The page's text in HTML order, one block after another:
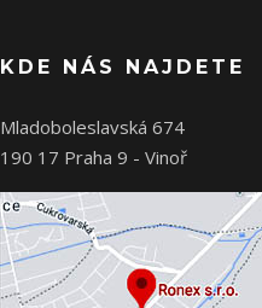
KDE NÁS NAJDETE
Mladoboleslavská 674
190 17 Praha 9 - Vinoř